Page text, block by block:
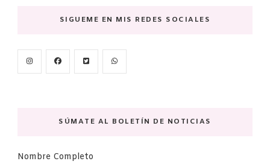
SIGUEME EN MIS REDES SOCIALES
SÚMATE AL BOLETÍN DE NOTICIAS
Nombre Completo